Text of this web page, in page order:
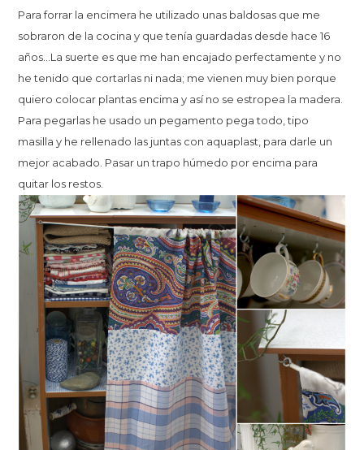
Para forrar la encimera he utilizado unas baldosas que me
sobraron de la cocina y que tenía guardadas desde hace 16
años…La suerte es que me han encajado perfectamente y no
he tenido que cortarlas ni nada; me vienen muy bien porque
quiero colocar plantas encima y así no se estropea la madera.
Para pegarlas he usado un pegamento pega todo, tipo
masilla y he rellenado las juntas con aquaplast, para darle un
mejor acabado. Pasar un trapo húmedo por encima para
quitar los restos.